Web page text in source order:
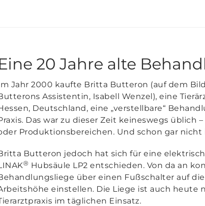
20 Jahre alte
Jahr 2000 kaufte Britta Butteron (auf dem
Assistentin, Isabell Wenzel), eine
Deutschland, eine „verstellbare“
Das war zu dieser Zeit keineswegs üblich
Produktionsbereichen. Und schon gar nicht
Butteron jedoch hat sich für eine
® Hubsäule LP2 entschieden. Von da an
über einen Fußschalter auf
einstellen. Die Liege ist auch heute
im täglichen Einsatz.